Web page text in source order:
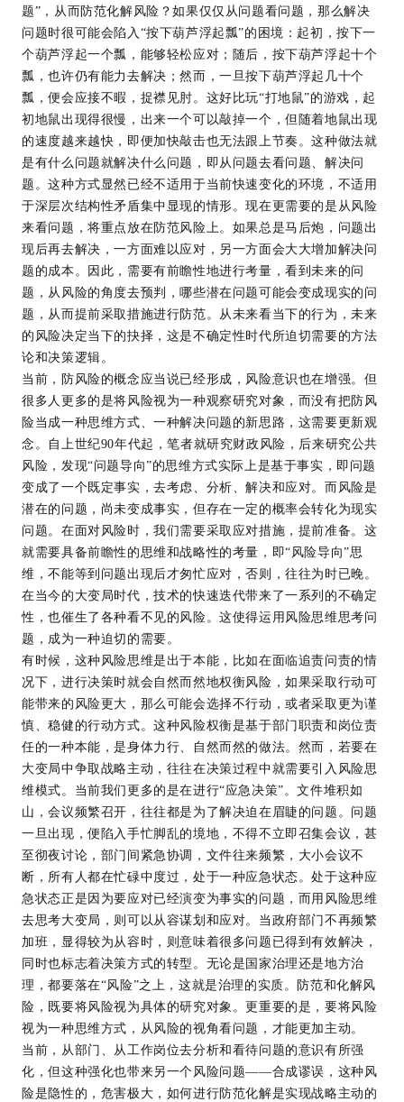
题”，从而防范化解风险？如果仅仅从问题看问题，那么解决
问题时很可能会陷入“按下葫芦浮起瓢”的困境：起初，按下一
个葫芦浮起一个瓢，能够轻松应对；随后，按下葫芦浮起十个
瓢，也许仍有能力去解决；然而，一旦按下葫芦浮起几十个
瓢，便会应接不暇，捉襟见肘。这好比玩“打地鼠”的游戏，起
初地鼠出现得很慢，出来一个可以敲掉一个，但随着地鼠出现
的速度越来越快，即便加快敲击也无法跟上节奏。这种做法就
是有什么问题就解决什么问题，即从问题去看问题、解决问
题。这种方式显然已经不适用于当前快速变化的环境，不适用
于深层次结构性矛盾集中显现的情形。现在更需要的是从风险
来看问题，将重点放在防范风险上。如果总是马后炮，问题出
现后再去解决，一方面难以应对，另一方面会大大增加解决问
题的成本。因此，需要有前瞻性地进行考量，看到未来的问
题，从风险的角度去预判，哪些潜在问题可能会变成现实的问
题，从而提前采取措施进行防范。从未来看当下的行为，未来
的风险决定当下的抉择，这是不确定性时代所迫切需要的方法
论和决策逻辑。
当前，防风险的概念应当说已经形成，风险意识也在增强。但
很多人更多的是将风险视为一种观察研究对象，而没有把防风
险当成一种思维方式、一种解决问题的新思路，这需要更新观
念。自上世纪90年代起，笔者就研究财政风险，后来研究公共
风险，发现“问题导向”的思维方式实际上是基于事实，即问题
变成了一个既定事实，去考虑、分析、解决和应对。而风险是
潜在的问题，尚未变成事实，但存在一定的概率会转化为现实
问题。在面对风险时，我们需要采取应对措施，提前准备。这
就需要具备前瞻性的思维和战略性的考量，即“风险导向”思
维，不能等到问题出现后才匆忙应对，否则，往往为时已晚。
在当今的大变局时代，技术的快速迭代带来了一系列的不确定
性，也催生了各种看不见的风险。这使得运用风险思维思考问
题，成为一种迫切的需要。
有时候，这种风险思维是出于本能，比如在面临追责问责的情
况下，进行决策时就会自然而然地权衡风险，如果采取行动可
能带来的风险更大，那么可能会选择不行动，或者采取更为谨
慎、稳健的行动方式。这种风险权衡是基于部门职责和岗位责
任的一种本能，是身体力行、自然而然的做法。然而，若要在
大变局中争取战略主动，往往在决策过程中就需要引入风险思
维模式。当前我们更多的是在进行“应急决策”。文件堆积如
山，会议频繁召开，往往都是为了解决迫在眉睫的问题。问题
一旦出现，便陷入手忙脚乱的境地，不得不立即召集会议，甚
至彻夜讨论，部门间紧急协调，文件往来频繁，大小会议不
断，所有人都在忙碌中度过，处于一种应急状态。处于这种应
急状态正是因为要应对已经演变为事实的问题，而用风险思维
去思考大变局，则可以从容谋划和应对。当政府部门不再频繁
加班，显得较为从容时，则意味着很多问题已得到有效解决，
同时也标志着决策方式的转型。无论是国家治理还是地方治
理，都要落在“风险”之上，这就是治理的实质。防范和化解风
险，既要将风险视为具体的研究对象。更重要的是，要将风险
视为一种思维方式，从风险的视角看问题，才能更加主动。
当前，从部门、从工作岗位去分析和看待问题的意识有所强
化，但这种强化也带来另一个风险问题——合成谬误，这种风
险是隐性的，危害极大，如何进行防范化解是实现战略主动的